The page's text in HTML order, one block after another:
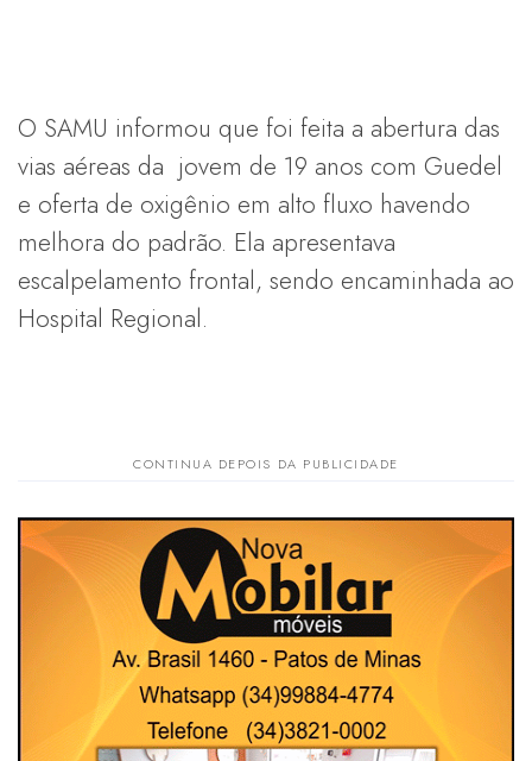
O SAMU informou que foi feita a abertura das
vias aéreas da jovem de 19 anos com Guedel
e oferta de oxigênio em alto fluxo havendo
melhora do padrão. Ela apresentava
escalpelamento frontal, sendo encaminhada ao
Hospital Regional.